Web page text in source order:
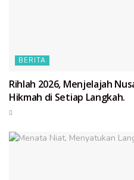
BERITA
Rihlah 2026, Menjelajah
Hikmah di Setiap Langkah.